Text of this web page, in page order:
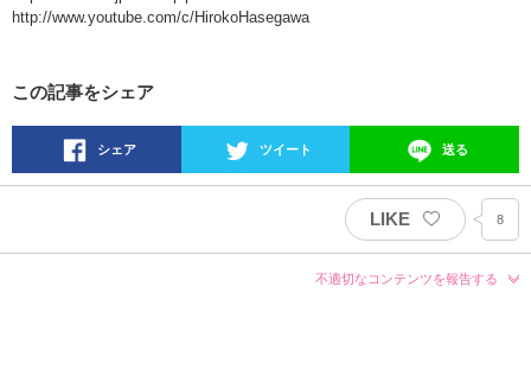
http://www.youtube.com/c/HirokoHasegawa
この記事をシェア
シェア ツイート 送る
LIKE 8
不適切なコンテンツを報告する